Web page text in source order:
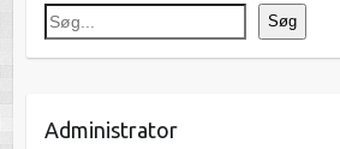
Søg
Administrator